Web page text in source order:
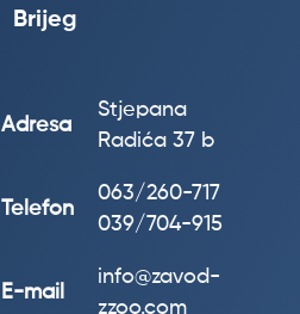
Brijeg
Adresa
Stjepana
Radića 37 b
Telefon
063/260-717
039/704-915
E-mail
info@zavod-
zzoo.com